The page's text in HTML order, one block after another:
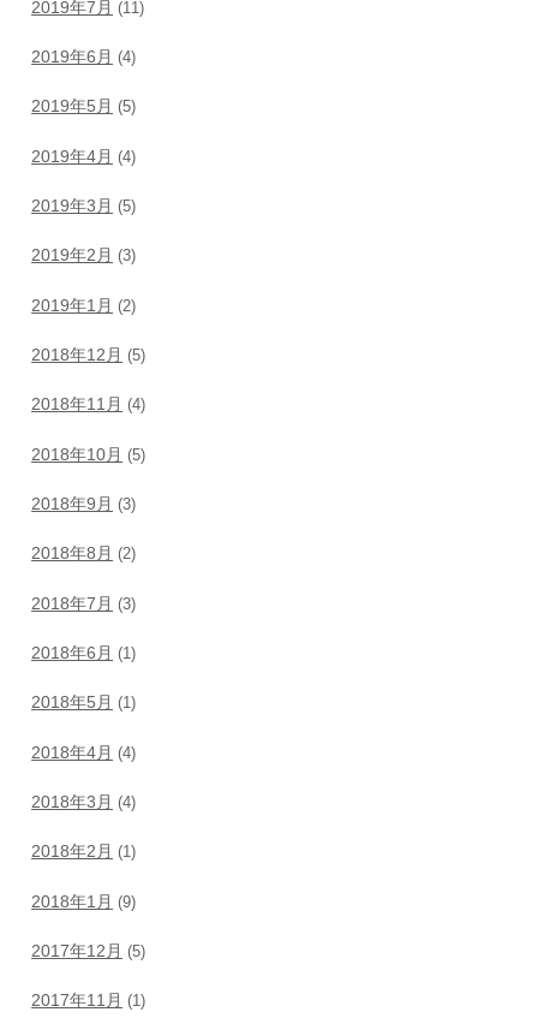
2019年7月 (11)
2019年6月 (4)
2019年5月 (5)
2019年4月 (4)
2019年3月 (5)
2019年2月 (3)
2019年1月 (2)
2018年12月 (5)
2018年11月 (4)
2018年10月 (5)
2018年9月 (3)
2018年8月 (2)
2018年7月 (3)
2018年6月 (1)
2018年5月 (1)
2018年4月 (4)
2018年3月 (4)
2018年2月 (1)
2018年1月 (9)
2017年12月 (5)
2017年11月 (1)